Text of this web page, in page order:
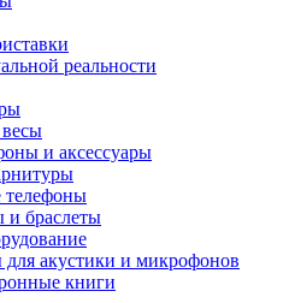
реальности
и аксессуары
браслеты
для акустики и микрофонов
книги